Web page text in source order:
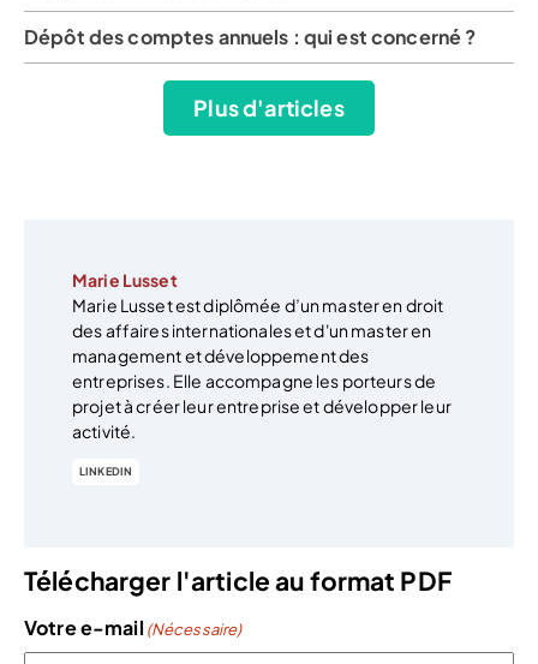
Dépôt des comptes annuels : qui est concerné ?
Plus d'articles
Marie Lusset
Marie Lusset est diplômée d’un master en droit
des affaires internationales et d'un master en
management et développement des
entreprises. Elle accompagne les porteurs de
projet à créer leur entreprise et développer leur
activité.
LINKEDIN
Télécharger l'article au format PDF
Votre e-mail (Nécessaire)